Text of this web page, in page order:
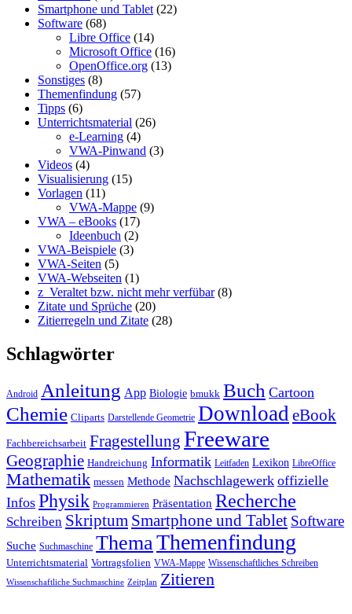
Smartphone und Tablet (22)
Software (68)
Libre Office (14)
Microsoft Office (16)
OpenOffice.org (13)
Sonstiges (8)
Themenfindung (57)
Tipps (6)
Unterrichtsmaterial (26)
e-Learning (4)
VWA-Pinwand (3)
Videos (4)
Visualisierung (15)
Vorlagen (11)
VWA-Mappe (9)
VWA – eBooks (17)
Ideenbuch (2)
VWA-Beispiele (3)
VWA-Seiten (5)
VWA-Webseiten (1)
z_Veraltet bzw. nicht mehr verfübar(8)
Zitate und Sprüche (20)
Zitierregeln und Zitate (28)
Schlagwörter
Android Anleitung App Biologie bmukk Buch Cartoon
Chemie Cliparts Darstellende Geometrie DownloadeBook
Fachbereichsarbeit Fragestellung Freeware
Geographie Handreichung Informatik Leitfaden Lexikon LibreOffice
Mathematik messen Methode Nachschlagewerk offizielle
Infos Physik Programmieren Präsentation Recherche
Schreiben Skriptum Smartphone und Tablet Software
Suche Suchmaschine ThemaThemenfindung
Unterrichtsmaterial Vortragsfolien VWA-Mappe Wissenschaftliches Schreiben
Wissenschaftliche Suchmaschine Zeitplan Zitieren